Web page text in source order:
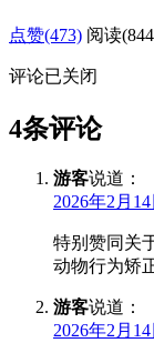
点赞(473) 阅读
评论已关闭
4条评论
游客说道：
2026年2月
特别赞同关
动物行为矫
游客说道：
2026年2月